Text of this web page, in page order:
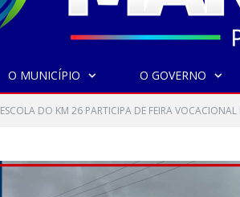
O MUNICÍPIO O GOVERNO
ESCOLA DO KM 26 PARTICIPA DE FEIRA